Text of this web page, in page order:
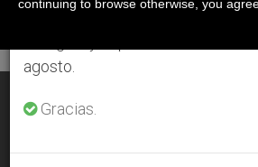
ÚLTIMAS NOTICIAS
SEP 27, 2003 00:00
agosto.
Gracias.
continuing to browse otherwise, you